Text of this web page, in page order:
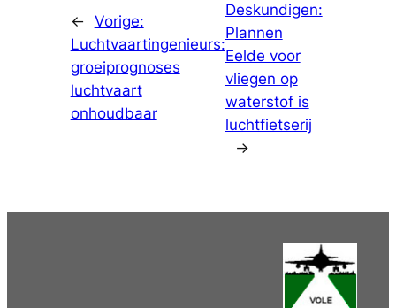
← Vorige:
Luchtvaartingenieurs:
groeiprognoses
luchtvaart
onhoudbaar
Deskundigen:
Plannen
Eelde voor
vliegen op
waterstof is
luchtfietserij
→